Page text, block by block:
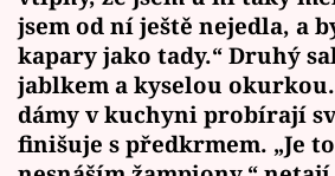
jsem od ní ještě nejedla, a
kapary jako tady.“ Druhý
jablkem a kyselou
dámy v kuchyni probírají
finišuje s předkrmem. „Je